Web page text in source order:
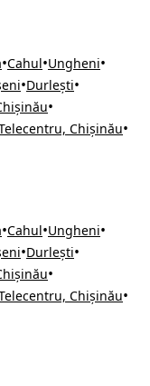
•Cahul•Ungheni•
•Durlești•
•
Chișinău•
•Cahul•Ungheni•
•Durlești•
•
Chișinău•